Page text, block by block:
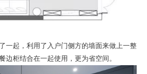
一起，利用了入户门侧方的墙面来做上一整
边柜结合在一起使用，更为省空间。